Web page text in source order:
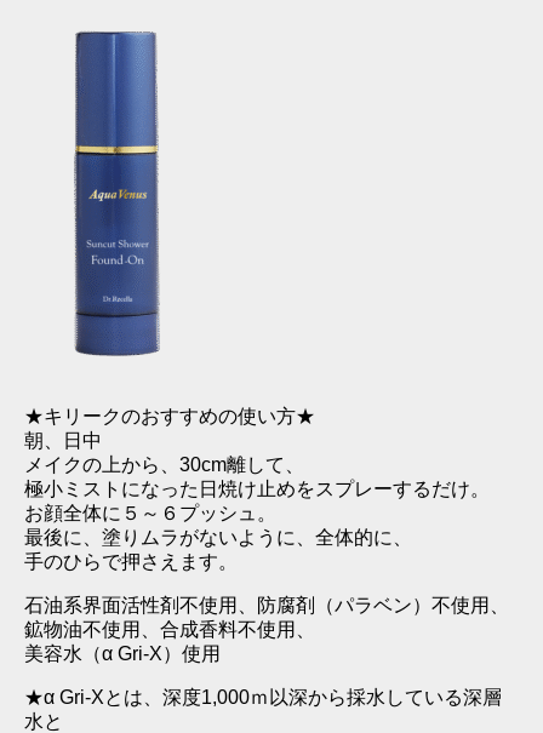
★キリークのおすすめの使い方★
朝、日中
メイクの上から、30cm離して、
極小ミストになった日焼け止めをスプレーするだけ。
お顔全体に５～６プッシュ。
最後に、塗りムラがないように、全体的に、
手のひらで押さえます。
石油系界面活性剤不使用、防腐剤（パラベン）不使用、
鉱物油不使用、合成香料不使用、
美容水（α Gri‐X）使用
★α Gri‐Xとは、深度1,000ｍ以深から採水している深層
水と